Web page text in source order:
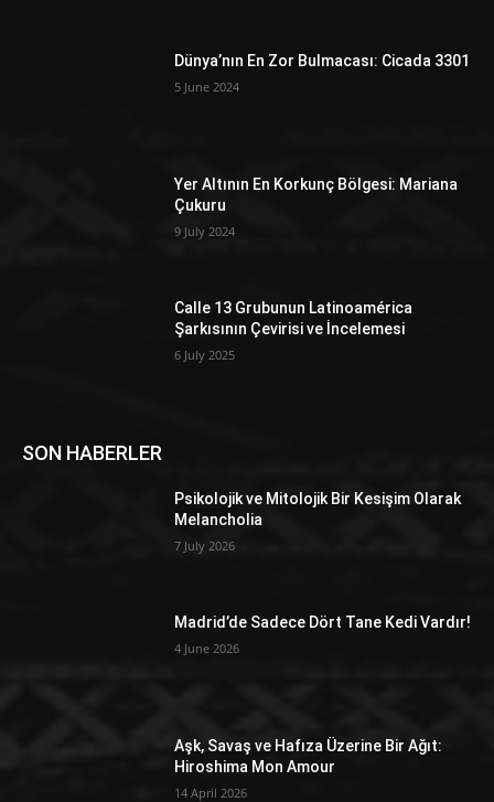
Dünya’nın En Zor Bulmacası: Cicada 3301
5 June 2024
Yer Altının En Korkunç Bölgesi: Mariana
Çukuru
9 July 2024
Calle 13 Grubunun Latinoamérica
Şarkısının Çevirisi ve İncelemesi
6 July 2025
SON HABERLER
Psikolojik ve Mitolojik Bir Kesişim Olarak
Melancholia
7 July 2026
Madrid’de Sadece Dört Tane Kedi Vardır!
4 June 2026
Aşk, Savaş ve Hafıza Üzerine Bir Ağıt:
Hiroshima Mon Amour
14 April 2026